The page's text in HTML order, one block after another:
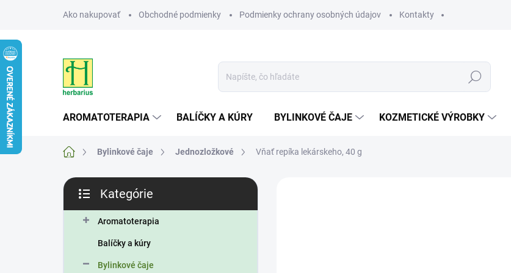
Ako nakupovať Obchodné podmienky Podmienky ochrany osobných údajov Kontakty
Hľadať
AROMATOTERAPIA BALÍČKY A KÚRY BYLINKOVÉ ČAJE KOZMETICKÉ VÝROBKY
DomovBylinkové čaje Jednozložkové Vňať repíka lekárskeho, 40 g
B
č
kategórie
Kategórie
Aromatoterapia
Balíčky a kúry
Bylinkové čaje